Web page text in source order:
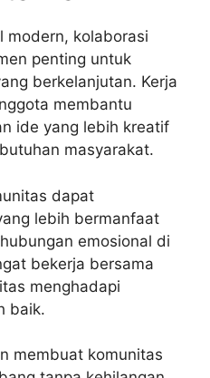
modern, kolaborasi
penting untuk
berkelanjutan. Kerja
membantu
ide yang lebih kreatif
masyarakat.
dapat
lebih bermanfaat
emosional di
bekerja bersama
menghadapi
baik.
membuat komunitas